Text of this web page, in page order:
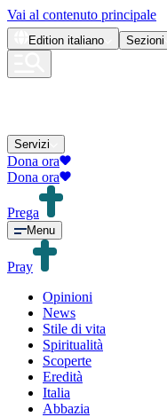
Vai al contenuto principale
Edition italiano Sezioni
Servizi
Dona ora
Dona ora
Prega
Menu
Pray
Opinioni
News
Stile di vita
Spiritualità
Scoperte
Eredità
Italia
Abbazia